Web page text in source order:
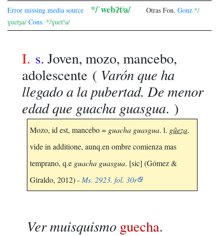
Error missing media source */ˈwebʔtʲa/ Otras Fon. Gonz.*/
ɣuetʂa/ Cons. */ɣuetsa/
I. s. Joven, mozo, mancebo,
adolescente ( Varón que ha
llegado a la pubertad. De menor
edad que guacha guasgua. )
Mozo, id est, mancebo = guacha guasgua. l. gûeza.
vide in additione, aunq.en ombre comienza mas
temprano, q.e guacha guasgua. [sic] (Gómez &
Giraldo, 2012) - Ms. 2923. fol. 30r
Ver muisquismo guecha.